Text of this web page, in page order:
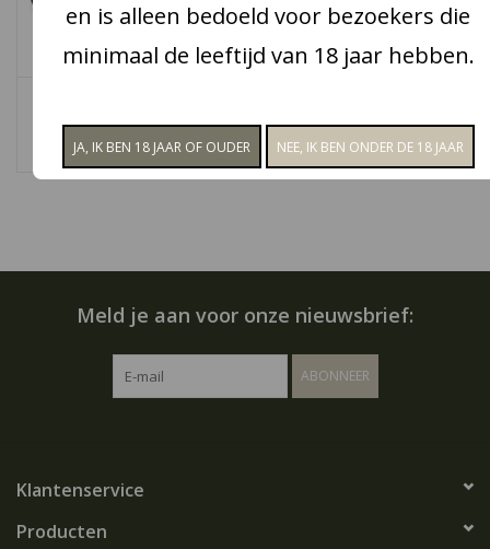
Koffie en thee
€3,95
€6,95
Meld je aan voor onze nieuwsbrief:
ABONNEER
Klantenservice
Producten
en is alleen bedoeld voor bezoekers die
minimaal de leeftijd van 18 jaar hebben.